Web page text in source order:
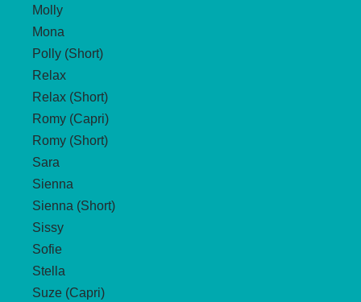
Molly
Mona
Polly (Short)
Relax
Relax (Short)
Romy (Capri)
Romy (Short)
Sara
Sienna
Sienna (Short)
Sissy
Sofie
Stella
Suze (Capri)